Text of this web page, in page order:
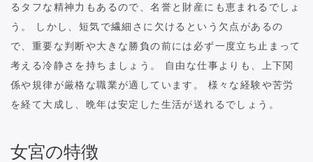
るタフな精神力もあるので、名誉と財産にも恵まれるでしょ
う。 しかし、短気で繊細さに欠けるという欠点があるの
で、重要な判断や大きな勝負の前には必ず一度立ち止まって
考える冷静さを持ちましょう。 自由な仕事よりも、上下関
係や規律が厳格な職業が適しています。 様々な経験や苦労
を経て大成し、晩年は安定した生活が送れるでしょう。
女宮の特徴